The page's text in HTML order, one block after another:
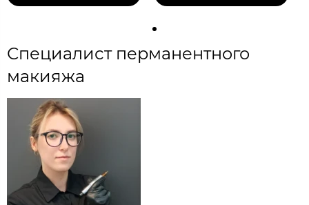
Специалист перманентного
макияжа